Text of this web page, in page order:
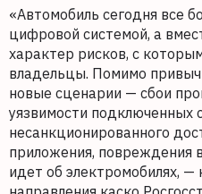
«Автомобиль сегодня все
цифровой системой, а
характер рисков, с
владельцы. Помимо
новые сценарии — сбои
уязвимости подключенных
несанкционированного
приложения, повреждения
идет об электромобилях, —